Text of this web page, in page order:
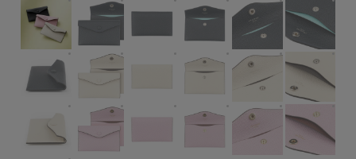
ダービー 名刺入れ外装（ダービー）：Navy Blue、内装装飾（ダ
外装（ダービー）：Navy Blue、内
外装（ダービー）：
外装（ダービ
外装（ダービー）：Navy Blue、内装装飾（ダービー）
外装（ダービー）：Ivory、内装装飾（ダービ
外装（ダービー）：Ivory、内装装
外装（ダービー）：
外装（ダービ
外装（ダービー）：Ivory、内装装飾（ダービー）：
外装（ダービー）：Mauve Pink、内装装飾（
外装（ダービー）：Mauve Pink、
外装（ダービー）：
外装（ダービ